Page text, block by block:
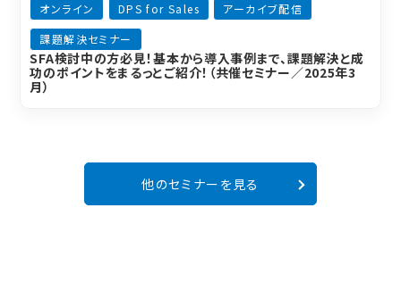
オンライン DPS for Sales
アーカイブ配信
課題解決セミナー
SFA検討中の方必見！基本から導入事例まで、課題解決と成
功のポイントをまるっとご紹介！（共催セミナー／2025年3
月）
他のセミナーを見る